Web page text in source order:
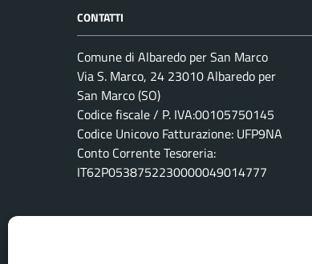
CONTATTI
Comune di Albaredo per San Marco
Via S. Marco, 24 23010 Albaredo per
San Marco (SO)
Codice fiscale / P. IVA:00105750145
Codice Unicovo Fatturazione: UFP9NA
Conto Corrente Tesoreria:
IT62P0538752230000049014777